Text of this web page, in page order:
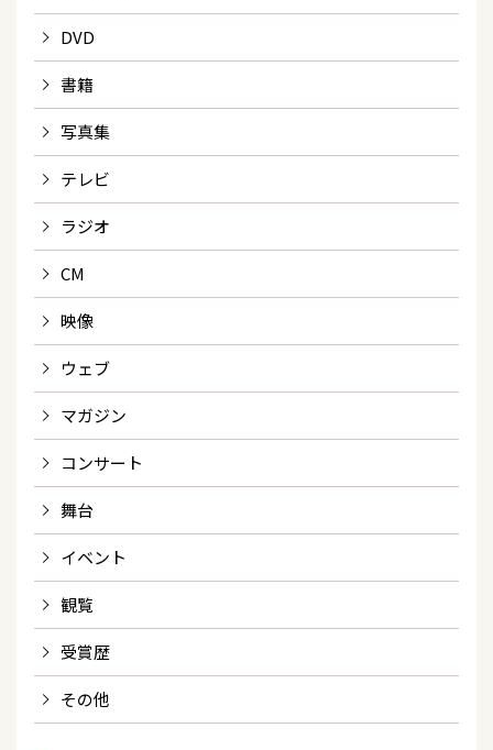
DVD
書籍
写真集
テレビ
ラジオ
CM
映像
ウェブ
マガジン
コンサート
舞台
イベント
観覧
受賞歴
その他